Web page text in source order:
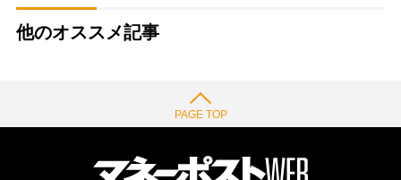
他のオススメ記事
PAGE TOP